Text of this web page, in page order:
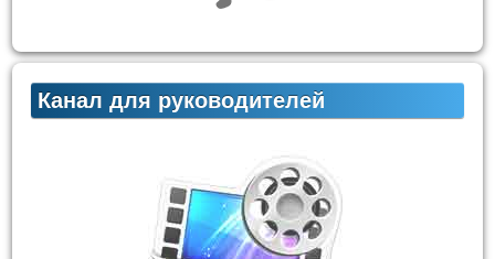
Канал для руководителей